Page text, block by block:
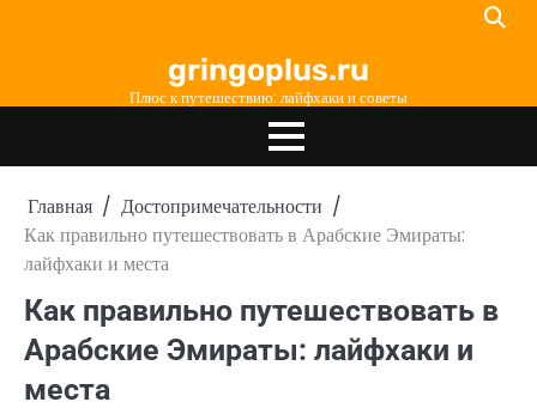
gringoplus.ru
Плюс к путешествию: лайфхаки и советы
Главная
Достопримечательности
Как правильно путешествовать в Арабские Эмираты:
лайфхаки и места
Как правильно путешествовать в
Арабские Эмираты: лайфхаки и
места